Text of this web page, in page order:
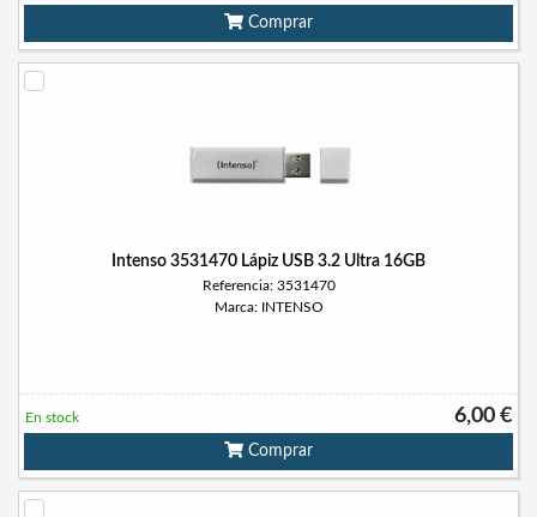
Comprar
Intenso 3531470 Lápiz USB 3.2 Ultra 16GB
Referencia: 3531470
Marca: INTENSO
6,00 €
En stock
Comprar